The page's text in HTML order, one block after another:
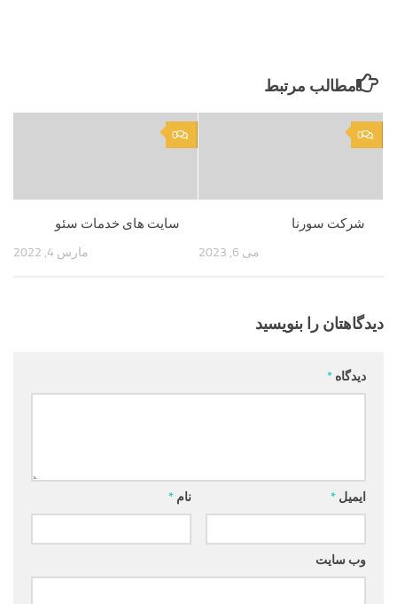
مطالب مرتبط
0
سایت های خدمات سئو
مارس 4, 2022
0
شرکت سورنا
می 6, 2023
دیدگاهتان را بنویسید
دیدگاه *
نام * ایمیل *
وب‌ سایت